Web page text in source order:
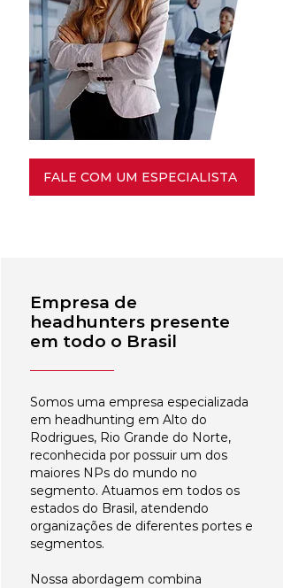
FALE COM UM ESPECIALISTA
Empresa de
headhunters presente
em todo o Brasil
Somos uma empresa especializada
em headhunting em Alto do
Rodrigues, Rio Grande do Norte,
reconhecida por possuir um dos
maiores NPs do mundo no
segmento. Atuamos em todos os
estados do Brasil, atendendo
organizações de diferentes portes e
segmentos.
Nossa abordagem combina